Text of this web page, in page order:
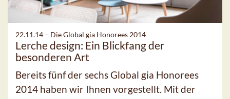
22.11.14 – Die Global gia Honorees 2014
Lerche design: Ein Blickfang der
besonderen Art
Bereits fünf der sechs Global gia Honorees
2014 haben wir Ihnen vorgestellt. Mit der